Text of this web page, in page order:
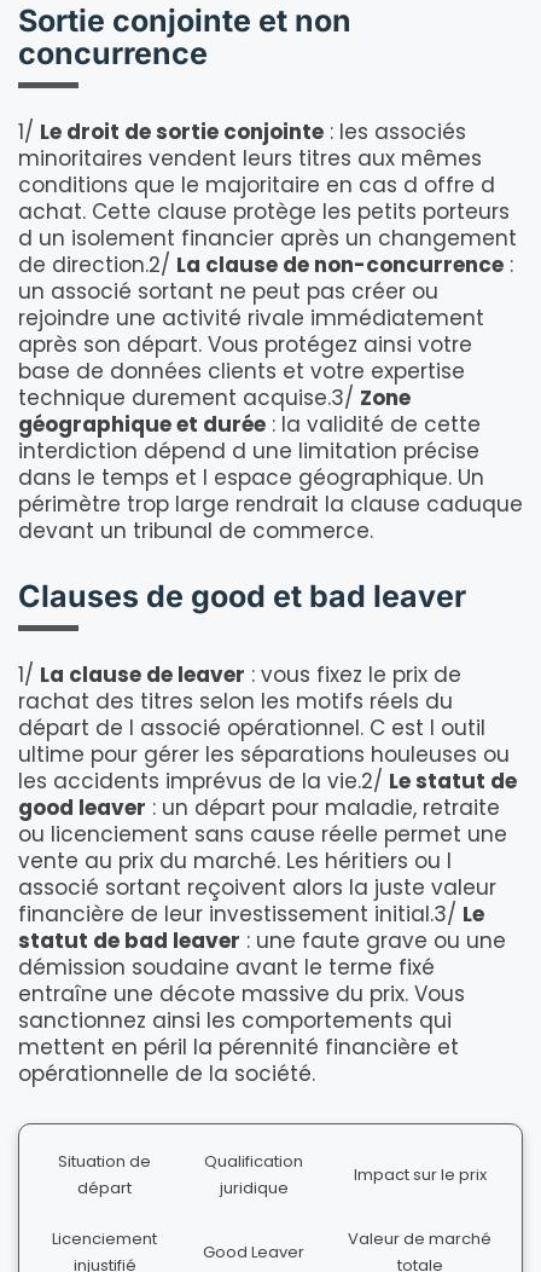
Sortie conjointe et non
concurrence
1/ Le droit de sortie conjointe : les associés
minoritaires vendent leurs titres aux mêmes
conditions que le majoritaire en cas d offre d
achat. Cette clause protège les petits porteurs
d un isolement financier après un changement
de direction.2/ La clause de non-concurrence :
un associé sortant ne peut pas créer ou
rejoindre une activité rivale immédiatement
après son départ. Vous protégez ainsi votre
base de données clients et votre expertise
technique durement acquise.3/ Zone
géographique et durée : la validité de cette
interdiction dépend d une limitation précise
dans le temps et l espace géographique. Un
périmètre trop large rendrait la clause caduque
devant un tribunal de commerce.
Clauses de good et bad leaver
1/ La clause de leaver : vous fixez le prix de
rachat des titres selon les motifs réels du
départ de l associé opérationnel. C est l outil
ultime pour gérer les séparations houleuses ou
les accidents imprévus de la vie.2/ Le statut de
good leaver : un départ pour maladie, retraite
ou licenciement sans cause réelle permet une
vente au prix du marché. Les héritiers ou l
associé sortant reçoivent alors la juste valeur
financière de leur investissement initial.3/ Le
statut de bad leaver : une faute grave ou une
démission soudaine avant le terme fixé
entraîne une décote massive du prix. Vous
sanctionnez ainsi les comportements qui
mettent en péril la pérennité financière et
opérationnelle de la société.
Situation de
départ
Qualification
juridique
Impact sur le prix
Licenciement
injustifié
Good Leaver
Valeur de marché
totale